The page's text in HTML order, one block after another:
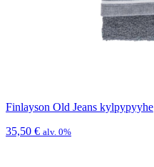
Finlayson Old Jeans kylpypyyhe
35,50 € alv. 0%